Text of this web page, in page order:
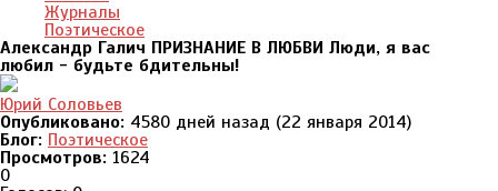
Журналы
Поэтическое
Александр Галич ПРИЗНАНИЕ В ЛЮБВИ Люди, я вас
любил - будьте бдительны!
Юрий Соловьев
Опубликовано: 4580 дней назад (22 января 2014)
Блог: Поэтическое
Просмотров: 1624
0